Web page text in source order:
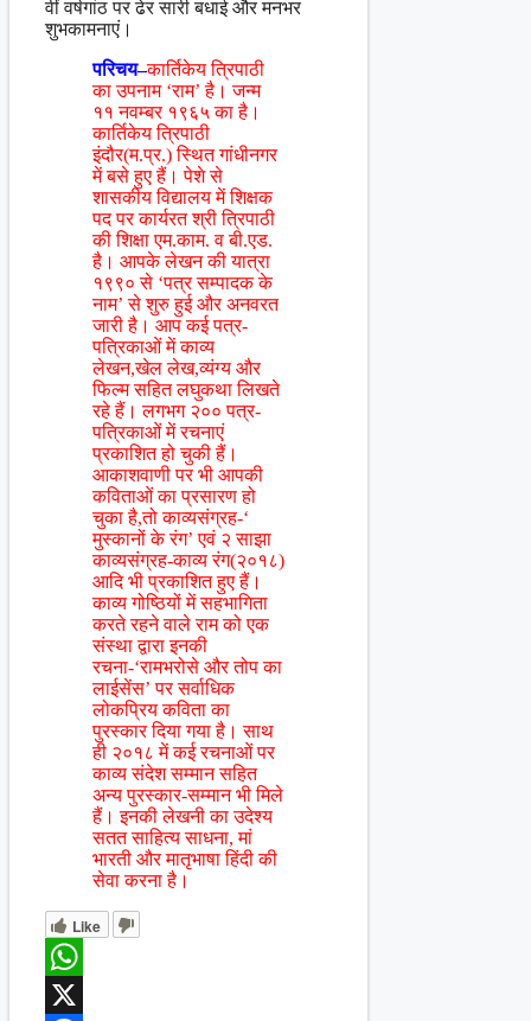
वीं वर्षगांठ पर ढेर सारी बधाई और मनभर
शुभकामनाएं।
परिचय–कार्तिकेय त्रिपाठी
का उपनाम ‘राम’ है। जन्म
११ नवम्बर १९६५ का है।
कार्तिकेय त्रिपाठी
इंदौर(म.प्र.) स्थित गांधीनगर
में बसे हुए हैं। पेशे से
शासकीय विद्यालय में शिक्षक
पद पर कार्यरत श्री त्रिपाठी
की शिक्षा एम.काम. व बी.एड.
है। आपके लेखन की यात्रा
१९९० से ‘पत्र सम्पादक के
नाम’ से शुरु हुई और अनवरत
जारी है। आप कई पत्र-
पत्रिकाओं में काव्य
लेखन,खेल लेख,व्यंग्य और
फिल्म सहित लघुकथा लिखते
रहे हैं। लगभग २०० पत्र-
पत्रिकाओं में रचनाएं
प्रकाशित हो चुकी हैं।
आकाशवाणी पर भी आपकी
कविताओं का प्रसारण हो
चुका है,तो काव्यसंग्रह-‘
मुस्कानों के रंग’ एवं २ साझा
काव्यसंग्रह-काव्य रंग(२०१८)
आदि भी प्रकाशित हुए हैं।
काव्य गोष्ठियों में सहभागिता
करते रहने वाले राम को एक
संस्था द्वारा इनकी
रचना-‘रामभरोसे और तोप का
लाईसेंस’ पर सर्वाधिक
लोकप्रिय कविता का
पुरस्कार दिया गया है। साथ
ही २०१८ में कई रचनाओं पर
काव्य संदेश सम्मान सहित
अन्य पुरस्कार-सम्मान भी मिले
हैं। इनकी लेखनी का उदेश्य
सतत साहित्य साधना, मां
भारती और मातृभाषा हिंदी की
सेवा करना है।
Like
WhatsApp